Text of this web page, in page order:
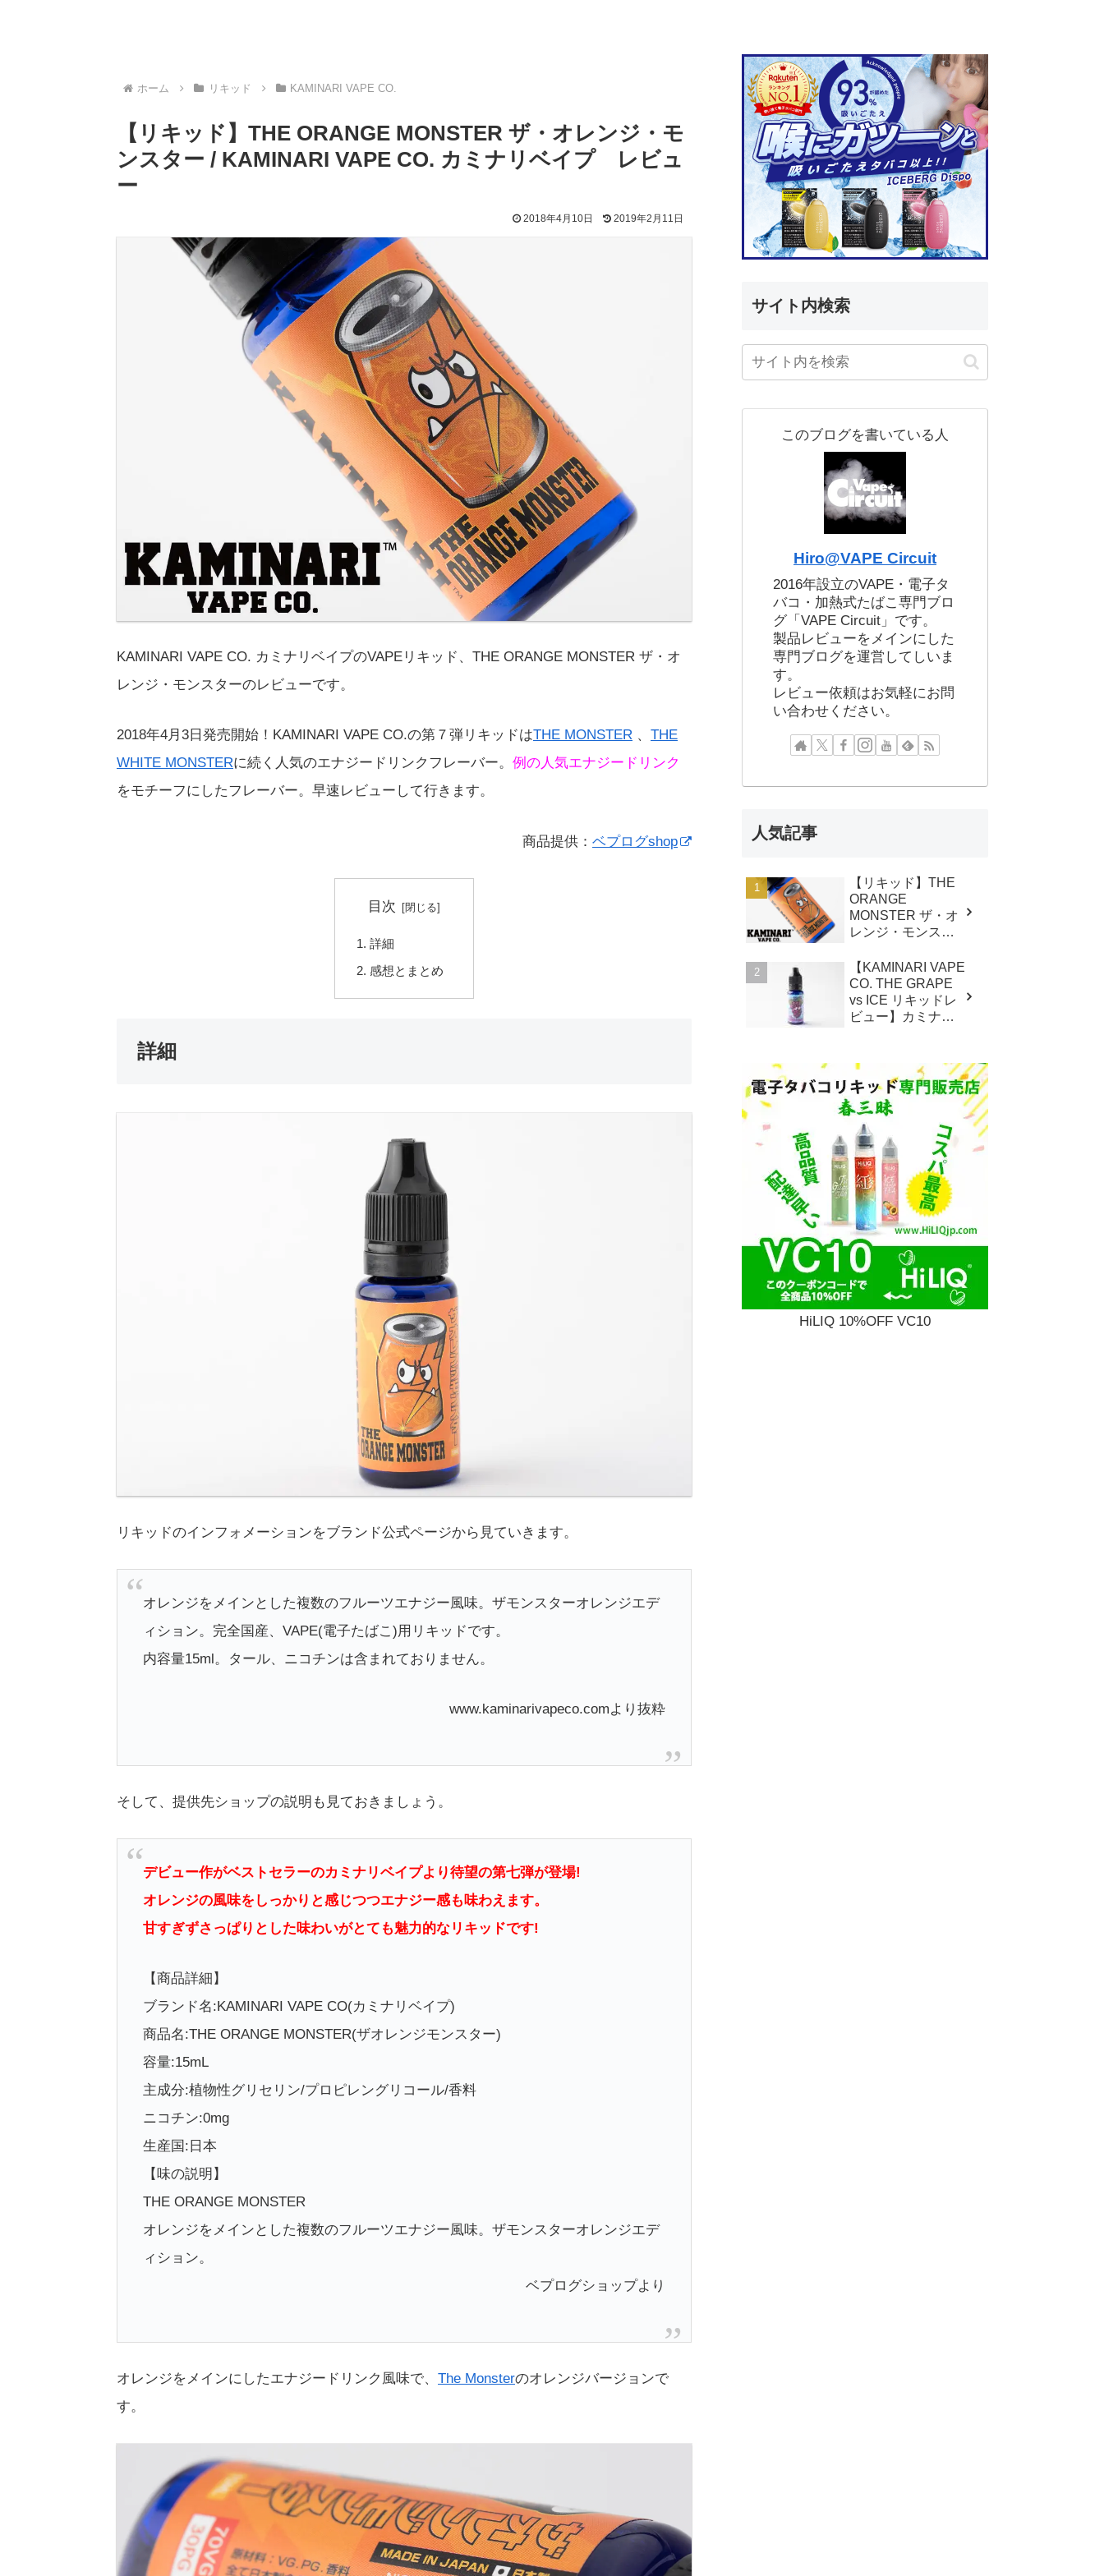
ホーム リキッド KAMINARI VAPE CO.
【リキッド】THE ORANGE MONSTER ザ・オレンジ・モ
ンスター / KAMINARI VAPE CO. カミナリベイプ レビュ
ー
2018年4月10日 2019年2月11日
KAMINARI VAPE CO. カミナリベイプのVAPEリキッド、THE ORANGE MONSTER ザ・オ
レンジ・モンスターのレビューです。
2018年4月3日発売開始！KAMINARI VAPE CO.の第７弾リキッドはTHE MONSTER 、 THE
WHITE MONSTERに続く人気のエナジードリンクフレーバー。 例の人気エナジードリンク
をモチーフにしたフレーバー。早速レビューして行きます。
商品提供： ベプログshop
目次
詳細
感想とまとめ
詳細
リキッドのインフォメーションをブランド公式ページから見ていきます。
オレンジをメインとした複数のフルーツエナジー風味。ザモンスターオレンジエデ
ィション。完全国産、VAPE(電子たばこ)用リキッドです。
内容量15ml。タール、ニコチンは含まれておりません。
www.kaminarivapeco.comより抜粋
そして、提供先ショップの説明も見ておきましょう。
デビュー作がベストセラーのカミナリベイプより待望の第七弾が登場!
オレンジの風味をしっかりと感じつつエナジー感も味わえます。
甘すぎずさっぱりとした味わいがとても魅力的なリキッドです!
【商品詳細】
ブランド名:KAMINARI VAPE CO(カミナリベイプ)
商品名:THE ORANGE MONSTER(ザオレンジモンスター)
容量:15mL
主成分:植物性グリセリン/プロピレングリコール/香料
ニコチン:0mg
生産国:日本
【味の説明】
THE ORANGE MONSTER
オレンジをメインとした複数のフルーツエナジー風味。ザモンスターオレンジエデ
ィション。
ベプログショップより
オレンジをメインにしたエナジードリンク風味で、 The Monsterのオレンジバージョンで
す。
サイト内検索
このブログを書いている人
Hiro@VAPE Circuit
2016年設立のVAPE・電子タ
バコ・加熱式たばこ専門ブロ
グ「VAPE Circuit」です。
製品レビューをメインにした
専門ブログを運営してしいま
す。
レビュー依頼はお気軽にお問
い合わせください。
人気記事
【リキッド】THE
ORANGE
MONSTER ザ・オ
レンジ・モンスタ
VAPE CO. カミナ
リベイプ レビュ
ー
【KAMINARI VAPE
CO. THE GRAPE
vs ICE リキッドレ
ビュー】カミナリ
HiLIQ 10%OFF VC10